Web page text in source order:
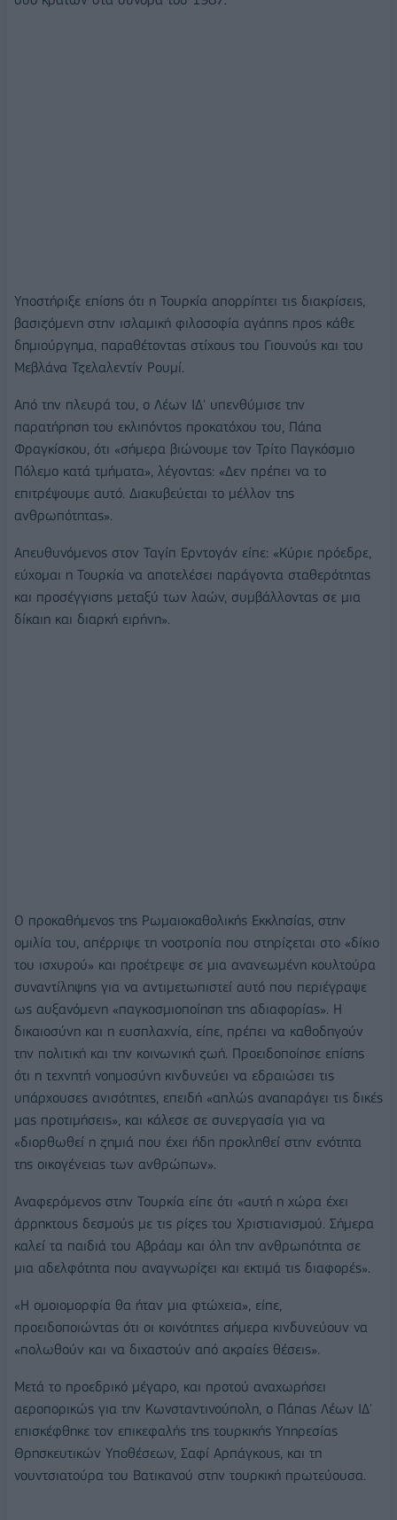
Υποστήριξε επίσης ότι η Τουρκία απορρίπτει τις διακρίσεις,
βασιζόμενη στην ισλαμική φιλοσοφία αγάπης προς κάθε
δημιούργημα, παραθέτοντας στίχους του Γιουνούς και του
Μεβλάνα Τζελαλεντίν Ρουμί.
Από την πλευρά του, ο Λέων ΙΔ' υπενθύμισε την
παρατήρηση του εκλιπόντος προκατόχου του, Πάπα
Φραγκίσκου, ότι «σήμερα βιώνουμε τον Τρίτο Παγκόσμιο
Πόλεμο κατά τμήματα», λέγοντας: «Δεν πρέπει να το
επιτρέψουμε αυτό. Διακυβεύεται το μέλλον της
ανθρωπότητας».
Απευθυνόμενος στον Ταγίπ Ερντογάν είπε: «Κύριε πρόεδρε,
εύχομαι η Τουρκία να αποτελέσει παράγοντα σταθερότητας
και προσέγγισης μεταξύ των λαών, συμβάλλοντας σε μια
δίκαιη και διαρκή ειρήνη».
Ο προκαθήμενος της Ρωμαιοκαθολικής Εκκλησίας, στην
ομιλία του, απέρριψε τη νοοτροπία που στηρίζεται στο «δίκιο
του ισχυρού» και προέτρεψε σε μια ανανεωμένη κουλτούρα
συναντίληψης για να αντιμετωπιστεί αυτό που περιέγραψε
ως αυξανόμενη «παγκοσμιοποίηση της αδιαφορίας». Η
δικαιοσύνη και η ευσπλαχνία, είπε, πρέπει να καθοδηγούν
την πολιτική και την κοινωνική ζωή. Προειδοποίησε επίσης
ότι η τεχνητή νοημοσύνη κινδυνεύει να εδραιώσει τις
υπάρχουσες ανισότητες, επειδή «απλώς αναπαράγει τις δικές
μας προτιμήσεις», και κάλεσε σε συνεργασία για να
«διορθωθεί η ζημιά που έχει ήδη προκληθεί στην ενότητα
της οικογένειας των ανθρώπων».
Αναφερόμενος στην Τουρκία είπε ότι «αυτή η χώρα έχει
άρρηκτους δεσμούς με τις ρίζες του Χριστιανισμού. Σήμερα
καλεί τα παιδιά του Αβράαμ και όλη την ανθρωπότητα σε
μια αδελφότητα που αναγνωρίζει και εκτιμά τις διαφορές».
«Η ομοιομορφία θα ήταν μια φτώχεια», είπε,
προειδοποιώντας ότι οι κοινότητες σήμερα κινδυνεύουν να
«πολωθούν και να διχαστούν από ακραίες θέσεις».
Μετά το προεδρικό μέγαρο, και προτού αναχωρήσει
αεροπορικώς για την Κωνσταντινούπολη, ο Πάπας Λέων ΙΔ'
επισκέφθηκε τον επικεφαλής της τουρκικής Υπηρεσίας
Θρησκευτικών Υποθέσεων, Σαφί Αρπάγκους, και τη
νουντσιατούρα του Βατικανού στην τουρκική πρωτεύουσα.